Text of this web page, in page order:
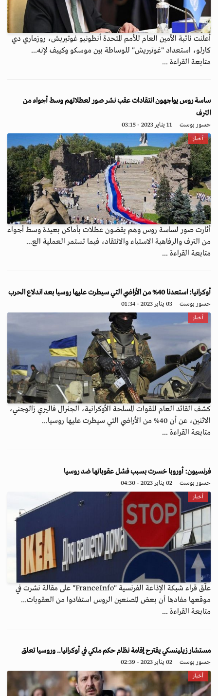
أعلنت نائبة الأمين العام للأمم المتحدة أنطونيو غوتيريش، روزماري دي
كارلو، استعداد "غوتيريش" للوساطة بين موسكو وكييف لإنه...
متابعة القراءة ...
ساسة روس يواجهون انتقادات عقب نشر صور لعطلاتهم وسط أجواء من
الترف
جسور بوست 11 يناير 2023 - 03:15
أخبار
أثارت صور لساسة روس وهم يقضون عطلات بأماكن بعيدة وسط أجواء
من الترف والرفاهية الاستياء والانتقاد، فيما تستمر العملية الع...
متابعة القراءة ...
أوكرانيا: استعدنا 40% من الأراضي التي سيطرت عليها روسيا بعد اندلاع الحرب
جسور بوست 03 يناير 2023 - 01:34
أخبار
كشف القائد العام للقوات المسلحة الأوكرانية، الجنرال فاليري زالوجني،
الاثنين، عن أن 40% من الأراضي التي سيطرت عليها روسيا...
متابعة القراءة ...
فرنسيون: أوروبا خسرت بسبب فشل عقوباتها ضد روسيا
جسور بوست 02 يناير 2023 - 04:30
أخبار
علّق قراء شبكة الإذاعة الفرنسية "FranceInfo" على مقالة نشرت في
موقعها مفادها أن بعض المصنعين الروس استفادوا من العقوبات...
متابعة القراءة ...
مستشار زيلينسكي يقترح إقامة نظام حكم ملكي في أوكرانيا.. وروسيا تعلق
جسور بوست 02 يناير 2023 - 02:39
أخبار